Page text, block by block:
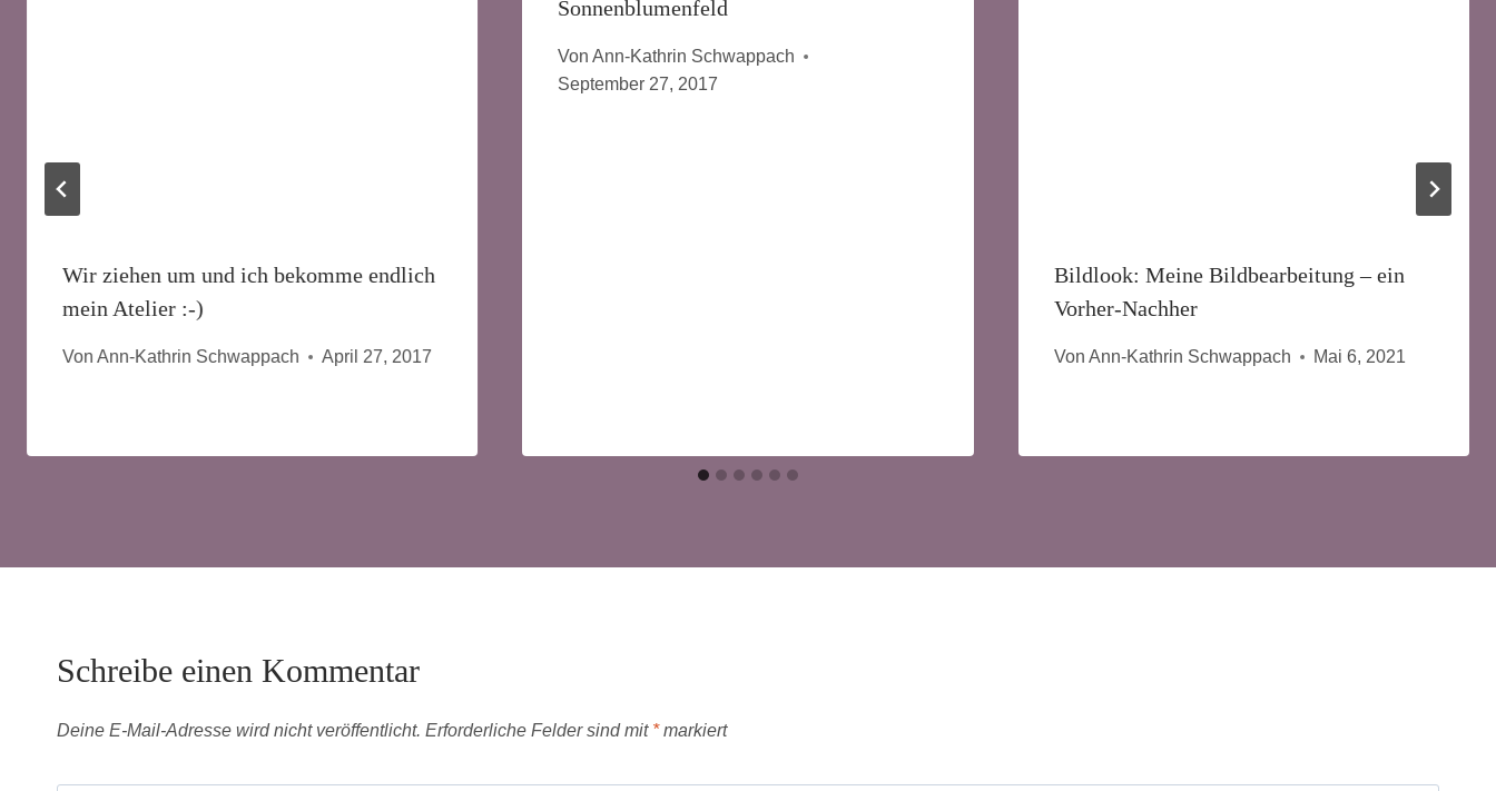
Wir ziehen um und ich bekomme endlich
mein Atelier :-)
Von Ann-Kathrin Schwappach April 27, 2017
Sonnenblumenfeld
Von Ann-Kathrin Schwappach
September 27, 2017
Bildlook: Meine Bildbearbeitung – ein
Vorher-Nachher
Von Ann-Kathrin Schwappach Mai 6, 2021
Schreibe einen Kommentar
Deine E-Mail-Adresse wird nicht veröffentlicht. Erforderliche Felder sind mit *markiert